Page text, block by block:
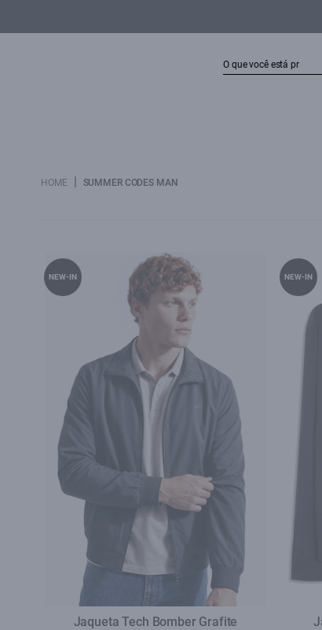
HOME | SUMMER CODES MAN
Jaqueta Tech Bomber Grafite
NEW-IN NEW-IN